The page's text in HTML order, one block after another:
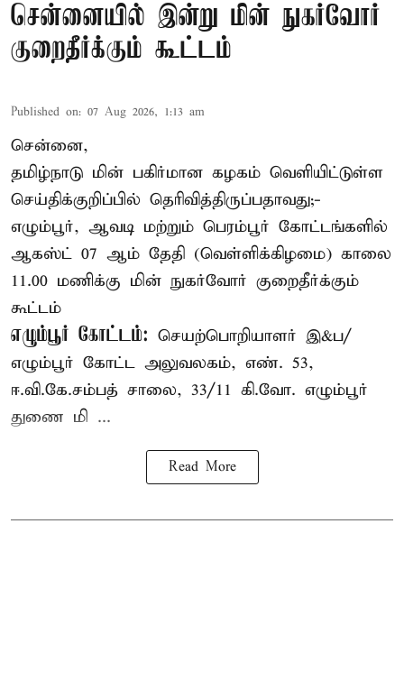
சென்னையில் இன்று மின் நுகர்வோர்
குறைதீர்க்கும் கூட்டம்
Published on: 07 Aug 2026, 1:13 am
சென்னை,
தமிழ்நாடு மின் பகிர்மான கழகம் வெளியிட்டுள்ள
செய்திக்குறிப்பில் தெரிவித்திருப்பதாவது;-
எழும்பூர், ஆவடி மற்றும் பெரம்பூர் கோட்டங்களில்
ஆகஸ்ட் 07 ஆம் தேதி (வெள்ளிக்கிழமை) காலை
11.00 மணிக்கு மின் நுகர்வோர் குறைதீர்க்கும்
கூட்டம்
எழும்பூர் கோட்டம்: செயற்பொறியாளர் இ&ப/
எழும்பூர் கோட்ட அலுவலகம், எண். 53,
ஈ.வி.கே.சம்பத் சாலை, 33/11 கி.வோ. எழும்பூர்
துணை மி ...
Read More